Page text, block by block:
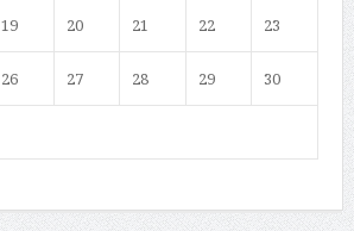
19 20 21 22 23
26 27 28 29 30